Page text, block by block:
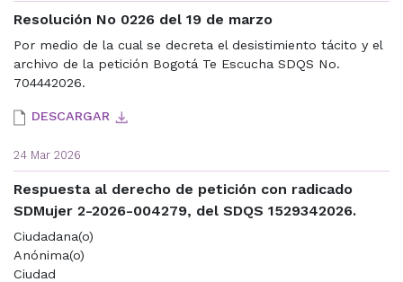
Resolución No 0226 del 19 de marzo
Por medio de la cual se decreta el desistimiento tácito y el
archivo de la petición Bogotá Te Escucha SDQS No.
704442026.
DESCARGAR
24 Mar 2026
Respuesta al derecho de petición con radicado
SDMujer 2-2026-004279, del SDQS 1529342026.
Ciudadana(o)
Anónima(o)
Ciudad